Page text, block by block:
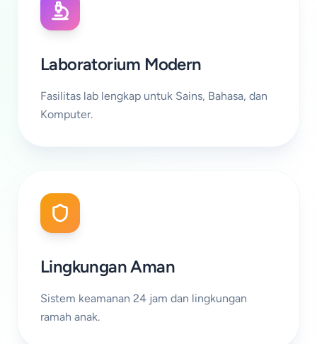
Laboratorium Modern
Fasilitas lab lengkap untuk Sains, Bahasa, dan
Komputer.
Lingkungan Aman
Sistem keamanan 24 jam dan lingkungan
ramah anak.